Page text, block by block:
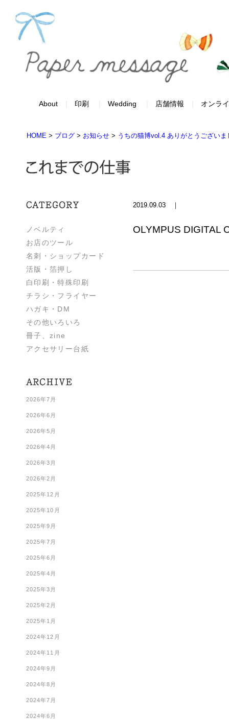
About 印刷 Wedding 店舗情報 オンラ
HOME > ブログ > お知らせ > うちの猫博vol.4 ありがとうござい
ノベルティ
お店のツール
名刺・ショップカード
活版・箔押し
白印刷・特殊印刷
チラシ・フライヤー
ハガキ・DM
その他いろいろ
冊子、zine
アクセサリー台紙
2026年7月
2026年6月
2026年5月
2026年4月
2026年3月
2026年2月
2025年12月
2025年10月
2025年9月
2025年7月
2025年6月
2025年4月
2025年3月
2025年2月
2025年1月
2024年12月
2024年11月
2024年9月
2024年8月
2024年7月
2024年6月
2019.09.03 ｜
OLYMPUS DIGITAL